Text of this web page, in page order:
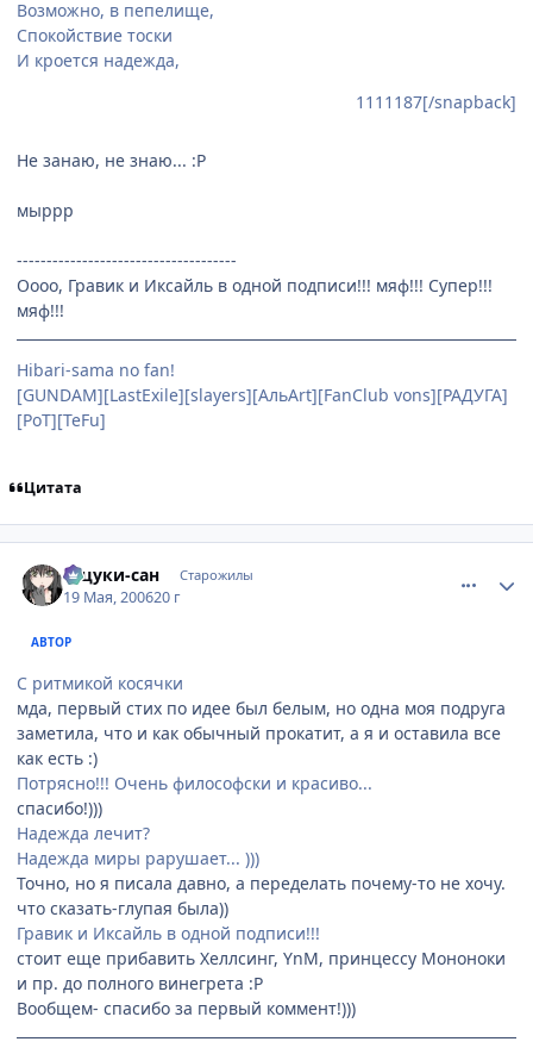
Возможно, в пепелище,
Спокойствие тоски
И кроется надежда,
1111187[/snapback]
Не занаю, не знаю... :P
мыррр
-------------------------------------
Оооо, Гравик и Иксайль в одной подписи!!! мяф!!! Супер!!!
мяф!!!
Hibari-sama no fan!
[GUNDAM][LastExile][slayers][АльArt][FanClub vons][РАДУГА]
[PoT][TeFu]
Цитата
Тацуки-сан Старожилы
19 Мая, 200620 г
АВТОР
С ритмикой косячки
мда, первый стих по идее был белым, но одна моя подруга
заметила, что и как обычный прокатит, а я и оставила все
как есть :)
Потрясно!!! Очень философски и красиво...
спасибо!)))
Надежда лечит?
Надежда миры рарушает... )))
Точно, но я писала давно, а переделать почему-то не хочу.
что сказать-глупая была))
Гравик и Иксайль в одной подписи!!!
стоит еще прибавить Хеллсинг, YnM, принцессу Мононоки
и пр. до полного винегрета :P
Вообщем- спасибо за первый коммент!)))